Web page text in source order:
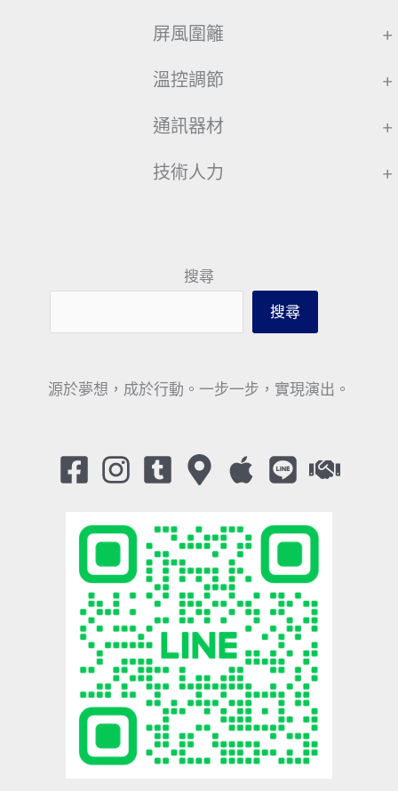
屏風圍籬 +
溫控調節 +
通訊器材 +
技術人力 +
搜尋
搜尋
源於夢想，成於行動。一步一步，實現演出。